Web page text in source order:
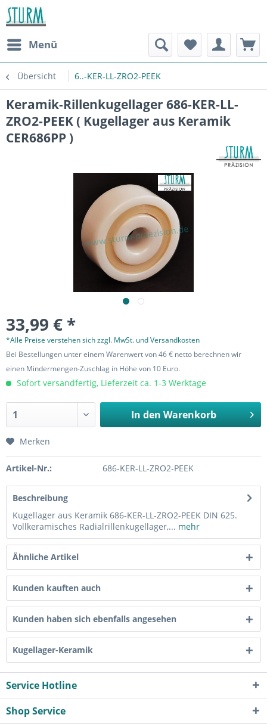
Menü
Übersicht 6..-KER-LL-ZRO2-PEEK
Keramik-Rillenkugellager 686-KER-LL-
ZRO2-PEEK ( Kugellager aus Keramik
CER686PP )
33,99 € *
*Alle Preise verstehen sich zzgl. MwSt. und Versandkosten
Bei Bestellungen unter einem Warenwert von 46 € netto berechnen wir
einen Mindermengen-Zuschlag in Höhe von 10 Euro.
Sofort versandfertig, Lieferzeit ca. 1-3 Werktage
In den Warenkorb
Merken
Artikel-Nr.: 686-KER-LL-ZRO2-PEEK
Beschreibung
Kugellager aus Keramik 686-KER-LL-ZRO2-PEEK DIN 625.
Vollkeramisches Radialrillenkugellager,... mehr
Ähnliche Artikel
Kunden kauften auch
Kunden haben sich ebenfalls angesehen
Kugellager-Keramik
Service Hotline
Shop Service